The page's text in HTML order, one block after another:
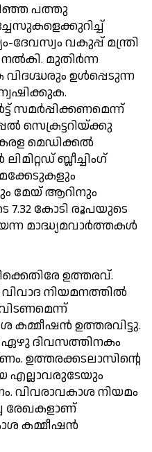
പത്തു
വകുപ്പ് മന്ത്രി
നല്‍കി. മുതിര്‍ന്ന
ഉള്‍പ്പെടുന്ന
സമര്‍പ്പിക്കണമെന്ന്
സെക്രട്ടറിയ്ക്കു
മെഡിക്കല്‍
ബ്ലീച്ചിംഗ്
മേയ് ആറിനും
7.32 കോടി രൂപയുടെ
മാദ്ധ്യമവാര്‍ത്തകള്‍
ഉത്തരവ്.
നിയമനത്തില്‍
കമ്മീഷന്‍ ഉത്തരവിട്ടു.
ദിവസത്തിനകം
ഉത്തരക്കടലാസിന്റെ
എല്ലാവരുടേയും
വിവരാവകാശ നിയമം
രേഖകളാണ്
കമ്മീഷന്‍